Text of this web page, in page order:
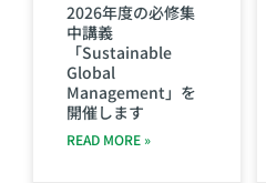
2026年度の必修集
中講義
「Sustainable
Global
Management」を
開催します
READ MORE »